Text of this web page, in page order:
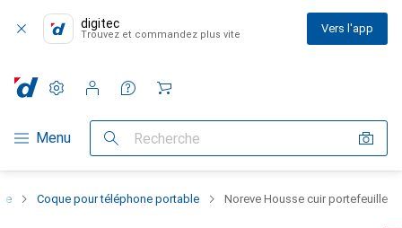
digitec
Trouvez et commandez plus vite Vers l'app
Navigation par catégorie
Menu Recherche
Paramètres
Compte client
Listes de comparaison
Listes d'envies
Panier
Coque pour téléphone portable Noreve Housse cuir portefeuille